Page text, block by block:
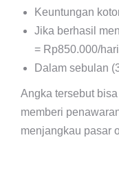
Keuntungan
Jika berhasil
= Rp850.000/hari
Dalam sebulan
Angka tersebut
memberi
menjangkau pasar